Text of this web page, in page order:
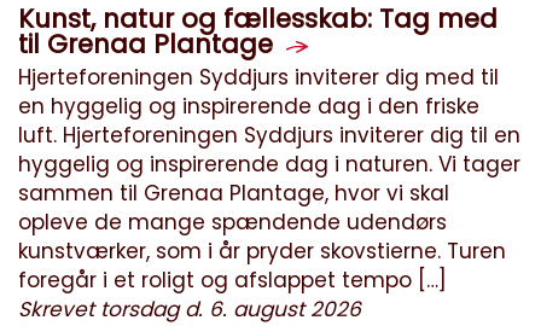
Kunst, natur og fællesskab: Tag med
til Grenaa Plantage
Hjerteforeningen Syddjurs inviterer dig med til
en hyggelig og inspirerende dag i den friske
luft. Hjerteforeningen Syddjurs inviterer dig til en
hyggelig og inspirerende dag i naturen. Vi tager
sammen til Grenaa Plantage, hvor vi skal
opleve de mange spændende udendørs
kunstværker, som i år pryder skovstierne. Turen
foregår i et roligt og afslappet tempo […]
Skrevet torsdag d. 6. august 2026